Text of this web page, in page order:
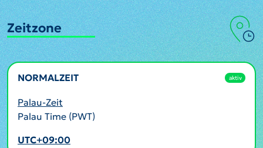
Zeitzone
NORMALZEIT aktiv
Palau-Zeit
Palau Time (PWT)
UTC+09:00